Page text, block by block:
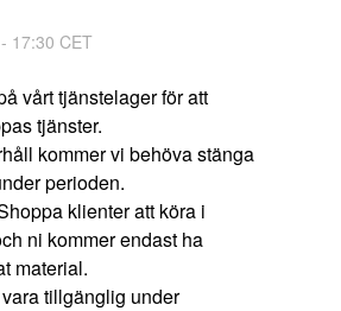
- 17:30 CET
vårt tjänstelager för att
tjänster.
kommer vi behöva stänga
perioden.
klienter att köra i
ni kommer endast ha
material.
tillgänglig under